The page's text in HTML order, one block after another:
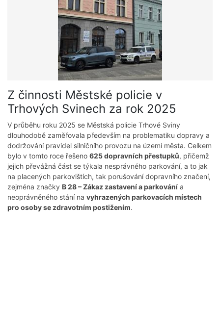
Z činnosti Městské policie v
Trhových Svinech za rok 2025
V průběhu roku 2025 se Městská policie Trhové Sviny
dlouhodobě zaměřovala především na problematiku dopravy a
dodržování pravidel silničního provozu na území města. Celkem
bylo v tomto roce řešeno 625 dopravních přestupků, přičemž
jejich převážná část se týkala nesprávného parkování, a to jak
na placených parkovištích, tak porušování dopravního značení,
zejména značky B 28 – Zákaz zastavení a parkování a
neoprávněného stání na vyhrazených parkovacích místech
pro osoby se zdravotním postižením.